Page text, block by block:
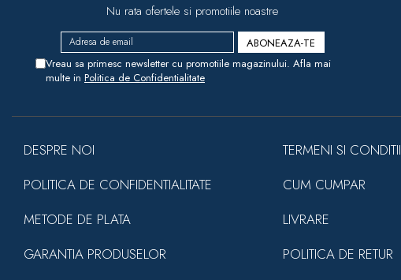
Nu rata ofertele si promotiile noastre
Vreau sa primesc newsletter cu promotiile magazinului. Afla mai
multe in Politica de Confidentialitate
DESPRE NOI
POLITICA DE CONFIDENTIALITATE
METODE DE PLATA
GARANTIA PRODUSELOR
TERMENI SI CONDITII
CUM CUMPAR
LIVRARE
POLITICA DE RETUR